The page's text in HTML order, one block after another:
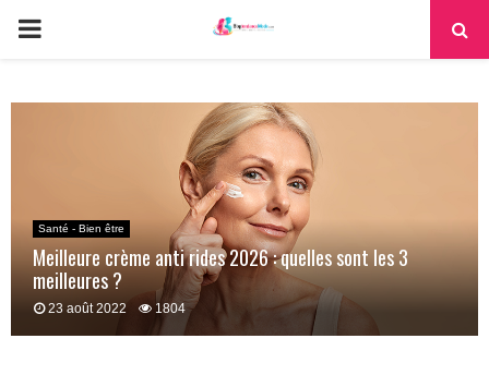
PRIMARY
Santé - Bien être
Meilleure crème anti rides 2026 : quelles sont les 3
meilleures ?
23 août 2022 1804